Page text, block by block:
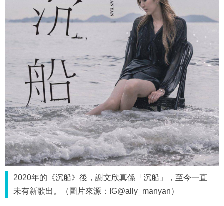
2020年的《沉船》後，謝文欣真係「沉船」，至今一直
未有新歌出。（圖片來源：IG@ally_manyan）